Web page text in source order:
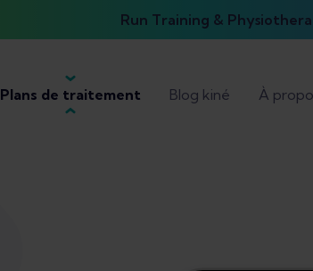
Run Training &
Plans de traitement Blog kiné À